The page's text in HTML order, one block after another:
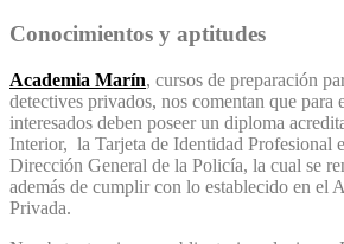
Conocimientos y aptitudes
Academia Marín, cursos de preparación
detectives privados, nos comentan que para
interesados deben poseer un diploma
Interior, la Tarjeta de Identidad Profesional
Dirección General de la Policía, la cual se
además de cumplir con lo establecido en el
Privada.